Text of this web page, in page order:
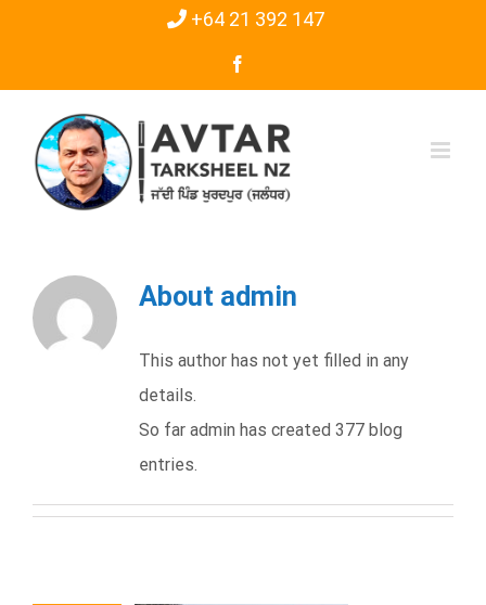
content
+64 21 392 147
About admin
This author has not yet filled in any
details.
So far admin has created 377 blog
entries.